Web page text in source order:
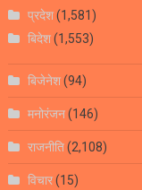
प्रदेश(1,581)
बिदेश(1,553)
बिजेनेश(94)
मनोरंजन(146)
राजनीति(2,108)
विचार(15)